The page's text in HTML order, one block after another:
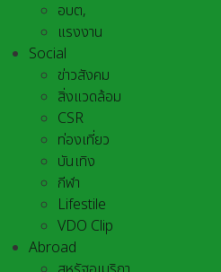
อบต,
แรงงาน
Social
ข่าวสังคม
สิ่งแวดล้อม
CSR
ท่องเที่ยว
บันเทิง
กีฬา
Lifestile
VDO Clip
Abroad